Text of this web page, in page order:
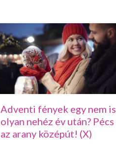
Adventi fények egy nem is
olyan nehéz év után? Pécs
az arany középút! (X)